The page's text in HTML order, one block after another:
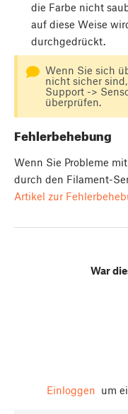
die Farbe nicht
auf diese Weise
durchgedrückt.
Wenn Sie sich
nicht sicher
Support ->
überprüfen.
Fehlerbehebung
Wenn Sie Probleme
durch den Filament-
Artikel zur
War
Einloggen um